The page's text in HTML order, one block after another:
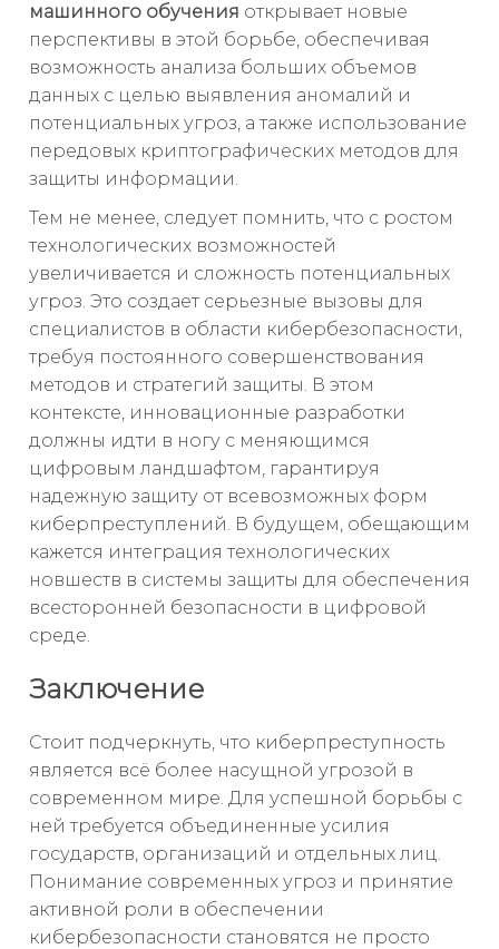
машинного обучения открывает новые
перспективы в этой борьбе, обеспечивая
возможность анализа больших объемов
данных с целью выявления аномалий и
потенциальных угроз, а также использование
передовых криптографических методов для
защиты информации.
Тем не менее, следует помнить, что с ростом
технологических возможностей
увеличивается и сложность потенциальных
угроз. Это создает серьезные вызовы для
специалистов в области кибербезопасности,
требуя постоянного совершенствования
методов и стратегий защиты. В этом
контексте, инновационные разработки
должны идти в ногу с меняющимся
цифровым ландшафтом, гарантируя
надежную защиту от всевозможных форм
киберпреступлений. В будущем, обещающим
кажется интеграция технологических
новшеств в системы защиты для обеспечения
всесторонней безопасности в цифровой
среде.
Заключение
Стоит подчеркнуть, что киберпреступность
является всё более насущной угрозой в
современном мире. Для успешной борьбы с
ней требуется объединенные усилия
государств, организаций и отдельных лиц.
Понимание современных угроз и принятие
активной роли в обеспечении
кибербезопасности становятся не просто